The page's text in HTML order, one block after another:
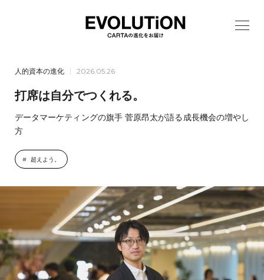
人的資本の進化 2026.05.26
打席は自分でつくれる。
データマーケティングの旗手 菅原昂太が語る成長機会の増やし
方
超えよう。